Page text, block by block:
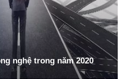
nghệ trong năm 2020